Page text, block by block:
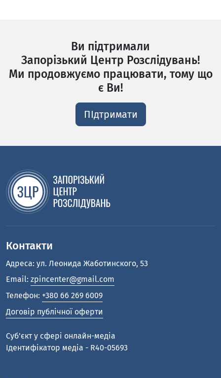
Ви підтримали
Запорізький Центр Розслідувань!
Ми продовжуємо працювати, тому що
є Ви!
ПІдтримати
Контакти
Адреса: ул. Леонида Жаботинского, 53
Email: zpincenter@gmail.com
Телефон: +380 66 269 6009
Договір публічної оферти
Cуб'єкт у сфері онлайн-медіа
Ідентифікатор медіа - R40-05693